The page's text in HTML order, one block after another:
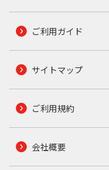
ご利用ガイド
サイトマップ
ご利用規約
会社概要